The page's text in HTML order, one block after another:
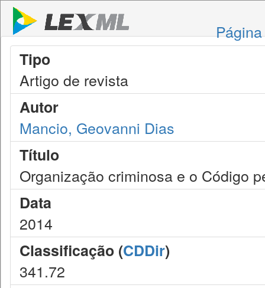
Tipo
Artigo de revista
Autor
Mancio, Geovanni Dias
Título
Organização criminosa e o Código
Data
2014
Classificação (CDDir)
341.72